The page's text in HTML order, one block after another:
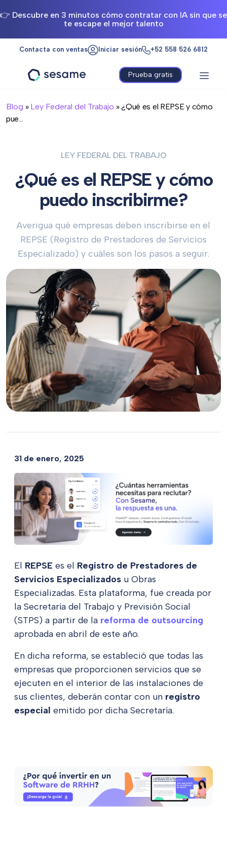
👉 Descubre en 3 minutos cómo contratar con IA sin que se
te escape el mejor talento
Contacta con ventas Iniciar sesión +52 558 526 6812
Prueba gratis
Blog » Ley Federal del Trabajo » ¿Qué es el REPSE y cómo
pue...
LEY FEDERAL DEL TRABAJO
¿Qué es el REPSE y cómo
puedo inscribirme?
Averigua qué empresas deben inscribirse en el
REPSE (Registro de Prestadores de Servicios
Especializado) y cuáles son los pasos a seguir.
31 de enero, 2025
El REPSE es el Registro de Prestadores de
Servicios Especializados u Obras
Especializadas. Esta plataforma, fue creada por
la Secretaría del Trabajo y Previsión Social
(STPS) a partir de la reforma de outsourcing
aprobada en abril de este año.
En dicha reforma, se estableció que todas las
empresas que proporcionen servicios que se
ejecuten en el interior de las instalaciones de
sus clientes, deberán contar con un registro
especial emitido por dicha Secretaría.